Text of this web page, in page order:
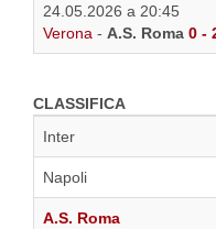
24.05.2026 a 20:45
Verona - A.S. Roma 0 -
CLASSIFICA
Inter
Napoli
A.S. Roma